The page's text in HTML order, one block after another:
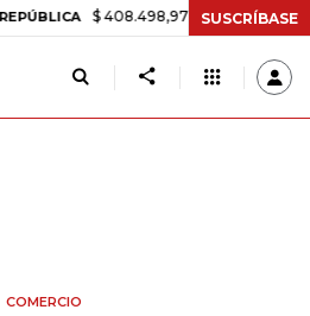
$ 408.498,97 +$ 8.753,81 +2,19%
SUSCRÍBASE
COMERCIO